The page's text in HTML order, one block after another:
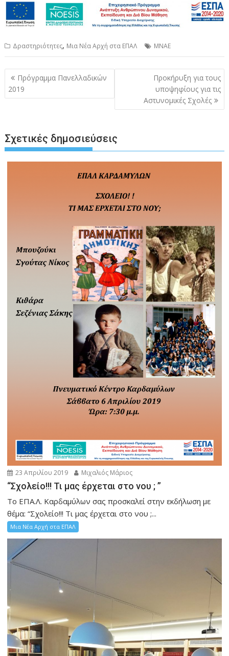
Δραστηριότητες, Μια Νέα Αρχή στα ΕΠΑΛ ΜΝΑΕ
Πλοήγηση
άρθρων
Πρόγραμμα Πανελλαδικών
2019
Προκήρυξη για τους
υποψηφίους για τις
Αστυνομικές Σχολές
Σχετικές δημοσιεύσεις
23 Απριλίου 2019 Μιχαλιός Μάριος
“Σχολείο!!! Τι μας έρχεται στο νου ; ”
Το ΕΠΑ.Λ. Καρδαμύλων σας προσκαλεί στην εκδήλωση με
θέμα: “Σχολείο!!! Τι μας έρχεται στο νου ;...
Μια Νέα Αρχή στα ΕΠΑΛ